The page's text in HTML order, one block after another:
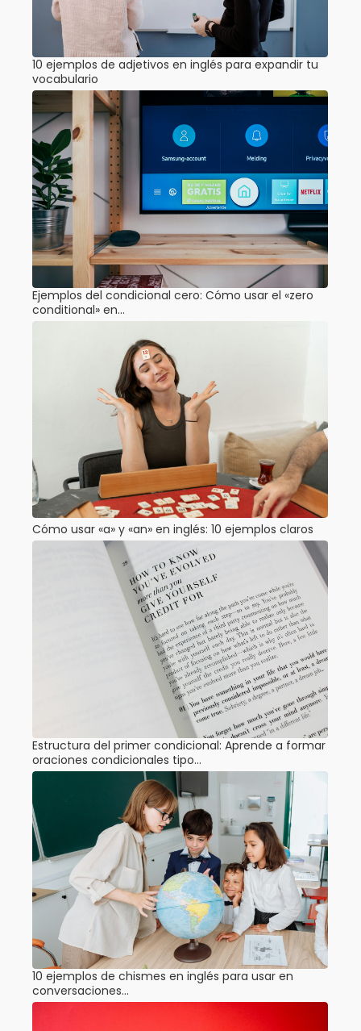
10 ejemplos de adjetivos en inglés para expandir tu
vocabulario
Ejemplos del condicional cero: Cómo usar el «zero
conditional» en…
Cómo usar «a» y «an» en inglés: 10 ejemplos claros
Estructura del primer condicional: Aprende a formar
oraciones condicionales tipo…
10 ejemplos de chismes en inglés para usar en
conversaciones…